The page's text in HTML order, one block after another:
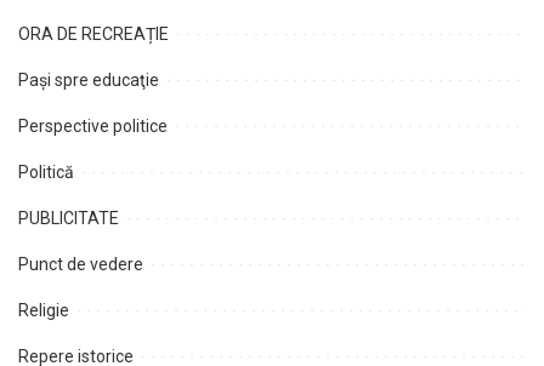
ORA DE RECREAȚIE
Paşi spre educaţie
Perspective politice
Politică
PUBLICITATE
Punct de vedere
Religie
Repere istorice